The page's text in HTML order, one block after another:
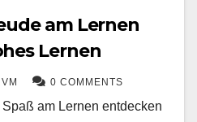
am Lernen
Lernen
0 COMMENTS
am Lernen entdecken